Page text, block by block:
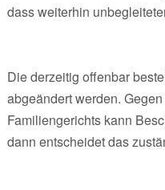
dass weiterhin
Die derzeitig offenbar
abgeändert werden.
Familiengerichts kann
dann entscheidet das